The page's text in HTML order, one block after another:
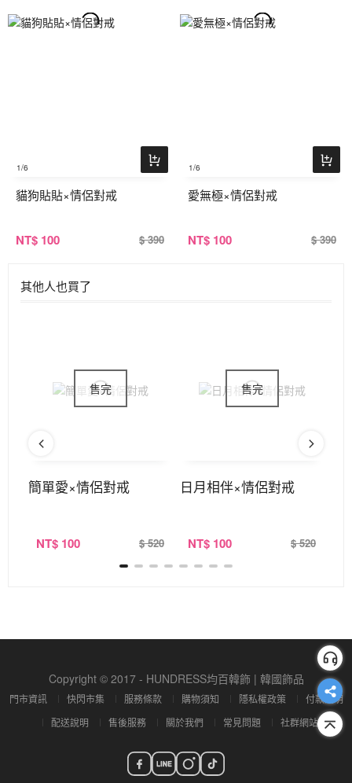
1/6
貓狗貼貼×情侶對戒
NT$ 100 $ 390
1/6
愛無極×情侶對戒
NT$ 100 $ 390
其他人也買了
簡單愛×情侶對戒
NT$ 100 $ 520
日月相伴×情侶對戒
NT$ 100 $ 520
Copyright © 2017 - HUNDRESS均百韓飾 | 韓國飾品
門市資訊 快閃市集 服務條款 購物須知 隱私權政策
付款說明
配送說明
售後服務 關於我們 常見問題 社群網站